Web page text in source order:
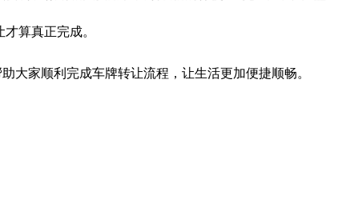
算真正完成。
大家顺利完成车牌转让流程，让生活更加便捷顺畅。